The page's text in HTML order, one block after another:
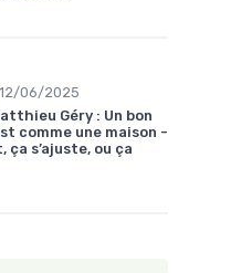
12/06/2025
Géry : Un bon
comme une maison -
ça s’ajuste, ou ça